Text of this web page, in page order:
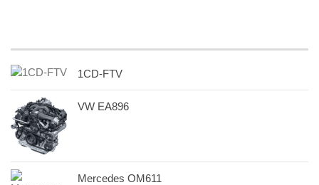
1CD-FTV
VW EA896
Mercedes OM611